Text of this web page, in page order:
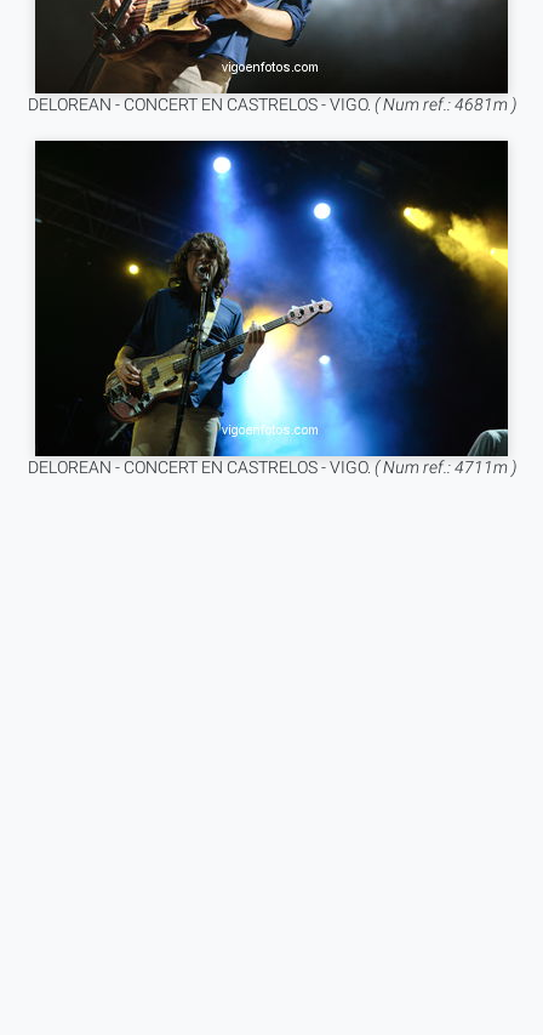
DELOREAN - CONCERT EN CASTRELOS - VIGO. ( Num ref.: 4681m )
DELOREAN - CONCERT EN CASTRELOS - VIGO. ( Num ref.: 4711m )